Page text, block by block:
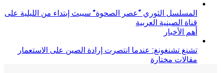
المسلسل الثوري “عصر الصحوة” سيبث إبتداء من الليلية على
قناة الصينية العربية
أهم الأخبار
تشنغ تشنغونغ: عندما انتصرت إرادة الصين على الاستعمار
مقالات مختارة